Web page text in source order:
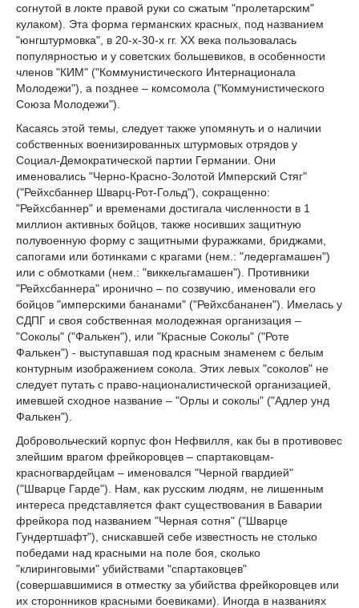
согнутой в локте правой руки со сжатым "пролетарским"
кулаком). Эта форма германских красных, под названием
"юнгштурмовка", в 20-х-30-х гг. ХХ века пользовалась
популярностью и у советских большевиков, в особенности
членов "КИМ" ("Коммунистического Интернационала
Молодежи"), а позднее – комсомола ("Коммунистического
Союза Молодежи").
Касаясь этой темы, следует также упомянуть и о наличии
собственных военизированных штурмовых отрядов у
Социал-Демократической партии Германии. Они
именовались "Черно-Красно-Золотой Имперский Стяг"
("Рейхсбаннер Шварц-Рот-Гольд"), сокращенно:
"Рейхсбаннер" и временами достигала численности в 1
миллион активных бойцов, также носивших защитную
полувоенную форму с защитными фуражками, бриджами,
сапогами или ботинками с крагами (нем.: "ледергамашен")
или с обмотками (нем.: "виккельгамашен"). Противники
"Рейхсбаннера" иронично – по созвучию, именовали его
бойцов "имперскими бананами" ("Рейхсбананен"). Имелась у
СДПГ и своя собственная молодежная организация –
"Соколы" ("Фалькен"), или "Красные Соколы" ("Роте
Фалькен") - выступавшая под красным знаменем с белым
контурным изображением сокола. Этих левых "соколов" не
следует путать с право-националистической организацией,
имевшей сходное название – "Орлы и соколы" ("Адлер унд
Фалькен").
Добровольческий корпус фон Нефвилля, как бы в противовес
злейшим врагом фрейкоровцев – спартаковцам-
красногвардейцам – именовался "Черной гвардией"
("Шварце Гарде"). Нам, как русским людям, не лишенным
интереса представляется факт существования в Баварии
фрейкора под названием "Черная сотня" ("Шварце
Гундертшафт"), снискавшей себе известность не столько
победами над красными на поле боя, сколько
"клиринговыми" убийствами "спартаковцев"
(совершавшимися в отместку за убийства фрейкоровцев или
их сторонников красными боевиками). Иногда в названиях